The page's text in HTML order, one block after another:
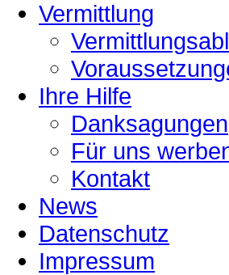
Vermittlung
Ihre Hilfe
Danksagungen
Für uns
Kontakt
News
Datenschutz
Impressum